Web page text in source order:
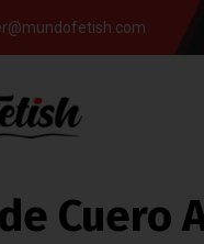
Cuero